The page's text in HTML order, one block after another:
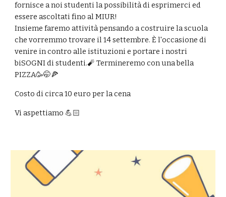
fornisce a noi studenti la possibilità di esprimerci ed
essere ascoltati fino al MIUR!
Insieme faremo attività pensando a costruire la scuola
che vorremmo trovare il 14 settembre. È l'occasione di
venire in contro alle istituzioni e portare i nostri
biSOGNI di studenti.🧨 Termineremo con una bella
PIZZA🥳🤭🍕
Costo di circa 10 euro per la cena
Vi aspettiamo 💪🏻